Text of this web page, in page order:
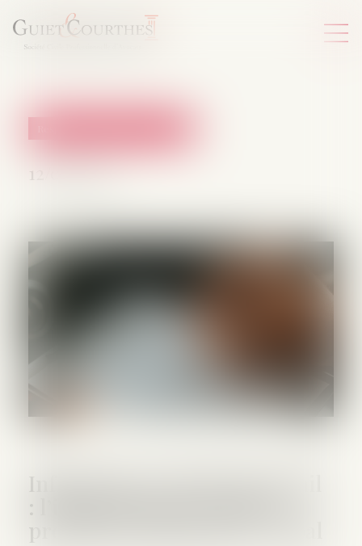
Infractions au droit du travail
procureur sans procès-verbal